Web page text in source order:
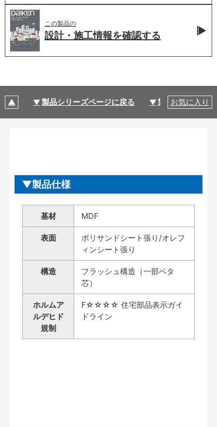
この製品の
設計・施工情報を確認する
製品シリーズページに戻る 製品仕様
お気に入り
製品仕様
基材 MDF
表面
ポリサンドシート張り/オレフ
ィンシート張り
構造
フラッシュ構造（一部ベタ
芯）
ホルムア
ルデヒド
規制
F☆☆☆☆ 住宅部品表示ガイ
ドライン